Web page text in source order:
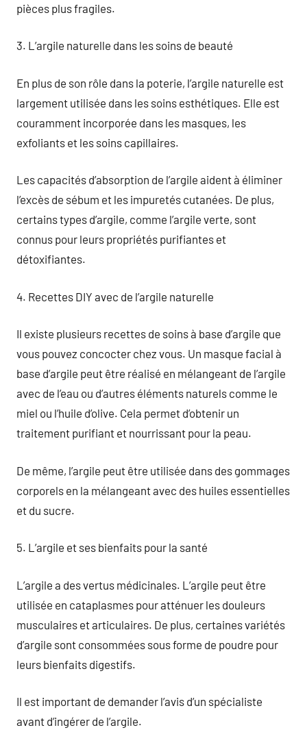
pièces plus fragiles.
3. L’argile naturelle dans les soins de beauté
En plus de son rôle dans la poterie, l’argile naturelle est
largement utilisée dans les soins esthétiques. Elle est
couramment incorporée dans les masques, les
exfoliants et les soins capillaires.
Les capacités d’absorption de l’argile aident à éliminer
l’excès de sébum et les impuretés cutanées. De plus,
certains types d’argile, comme l’argile verte, sont
connus pour leurs propriétés purifiantes et
détoxifiantes.
4. Recettes DIY avec de l’argile naturelle
Il existe plusieurs recettes de soins à base d’argile que
vous pouvez concocter chez vous. Un masque facial à
base d’argile peut être réalisé en mélangeant de l’argile
avec de l’eau ou d’autres éléments naturels comme le
miel ou l’huile d’olive. Cela permet d’obtenir un
traitement purifiant et nourrissant pour la peau.
De même, l’argile peut être utilisée dans des gommages
corporels en la mélangeant avec des huiles essentielles
et du sucre.
5. L’argile et ses bienfaits pour la santé
L’argile a des vertus médicinales. L’argile peut être
utilisée en cataplasmes pour atténuer les douleurs
musculaires et articulaires. De plus, certaines variétés
d’argile sont consommées sous forme de poudre pour
leurs bienfaits digestifs.
Il est important de demander l’avis d’un spécialiste
avant d’ingérer de l’argile.